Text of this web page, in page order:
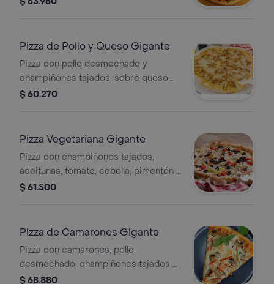
Pizza de Pollo y Queso Gigante
Pizza con pollo desmechado y
champiñones tajados, sobre queso
mozzarella de la casa.
$ 60.270
Pizza Vegetariana Gigante
Pizza con champiñones tajados,
aceitunas, tomate, cebolla, pimentón y
queso mozzarella.
$ 61.500
Pizza de Camarones Gigante
Pizza con camarones, pollo
desmechado, champiñones tajados y
queso mozzarella.
$ 68.880